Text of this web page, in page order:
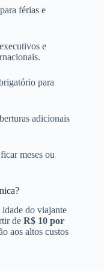
férias e
e
para
adicionais
meses ou
do viajante
de R$ 10 por
aos altos custos